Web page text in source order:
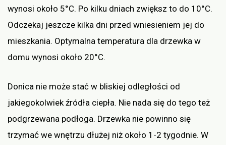
wynosi około 5°C. Po kilku dniach zwiększ to do 10°C.
Odczekaj jeszcze kilka dni przed wniesieniem jej do
mieszkania. Optymalna temperatura dla drzewka w
domu wynosi około 20°C.
Donica nie może stać w bliskiej odległości od
jakiegokolwiek źródła ciepła. Nie nada się do tego też
podgrzewana podłoga. Drzewka nie powinno się
trzymać we wnętrzu dłużej niż około 1-2 tygodnie. W